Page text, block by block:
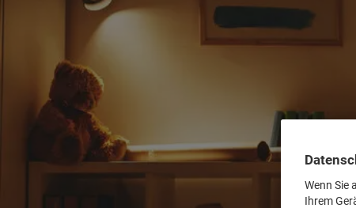
Wenn Sie
Ihrem